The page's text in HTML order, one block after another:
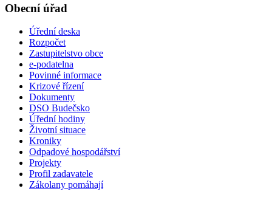
Obecní úřad
Úřední deska
Rozpočet
Zastupitelstvo obce
e-podatelna
Povinné informace
Krizové řízení
Dokumenty
DSO Budečsko
Úřední hodiny
Životní situace
Kroniky
Odpadové hospodářství
Projekty
Profil zadavatele
Zákolany pomáhají